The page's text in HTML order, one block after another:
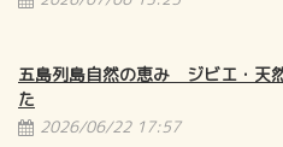
五島列島自然の恵み ジビエ・天
た
2026/06/22 17:57